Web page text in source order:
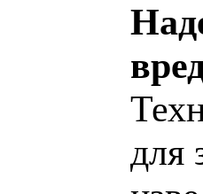
для